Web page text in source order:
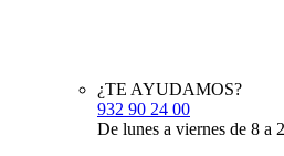
¿TE AYUDAMOS?
932 90 24 00
De lunes a viernes de 8 a